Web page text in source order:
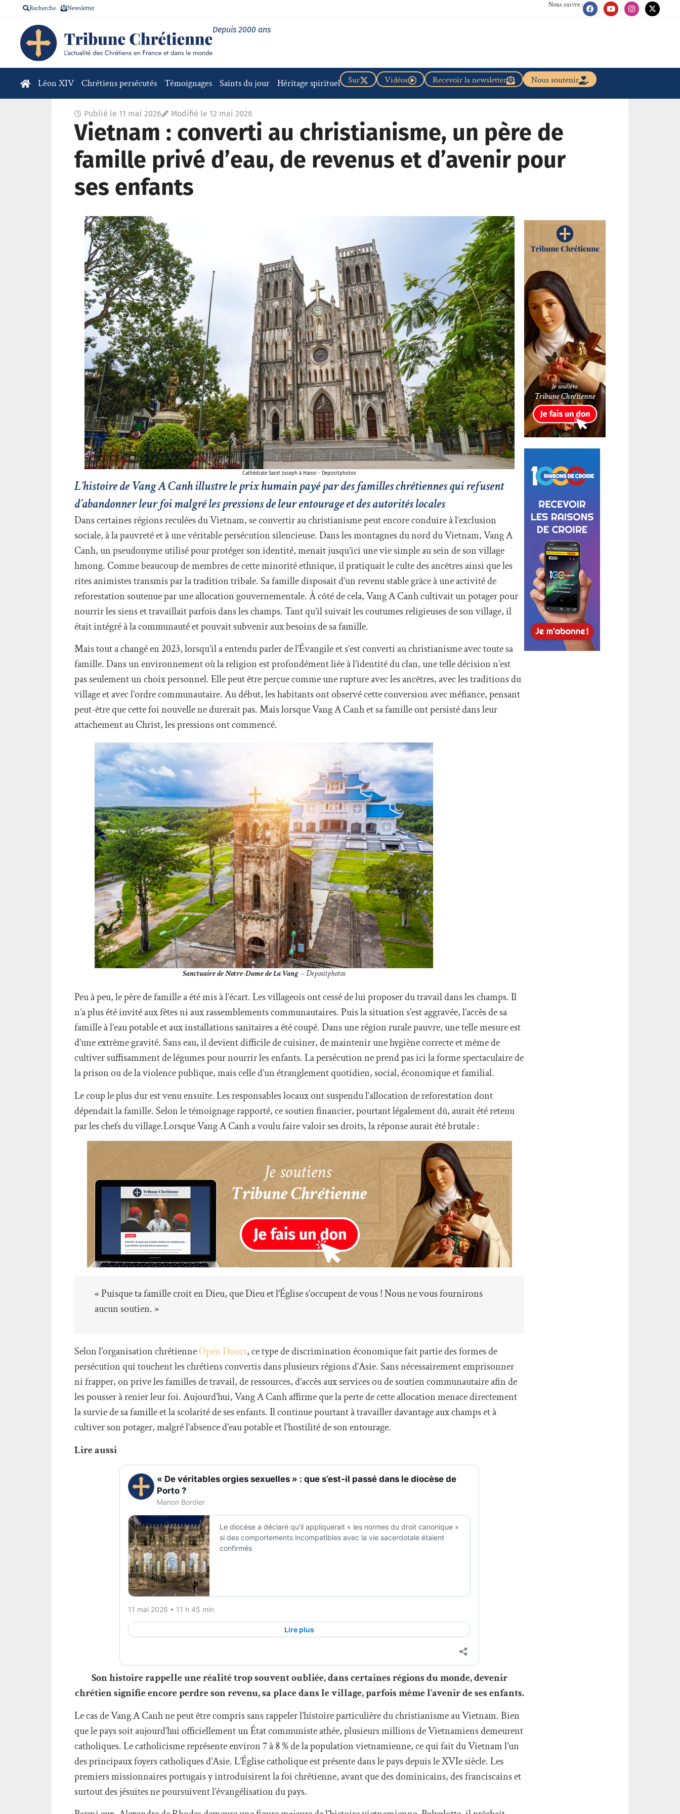
Recherche Newsletter Nous suivre :
Depuis 2000 ans
Léon XIV Chrétiens persécutés Témoignages Saints du jour Héritage spirituel Nous soutenir
Recevoir la newsletter
Vidéos
Sur
Publié le 11 mai 2026 Modifié le 12 mai 2026
Vietnam : converti au christianisme, un père de
famille privé d’eau, de revenus et d’avenir pour
ses enfants
Cathédrale Saint Joseph à Hanoi - Depositphotos
L’histoire de Vang A Canh illustre le prix humain payé par des familles chrétiennes qui refusent
d’abandonner leur foi malgré les pressions de leur entourage et des autorités locales
Dans certaines régions reculées du Vietnam, se convertir au christianisme peut encore conduire à l’exclusion
sociale, à la pauvreté et à une véritable persécution silencieuse. Dans les montagnes du nord du Vietnam, Vang A
Canh, un pseudonyme utilisé pour protéger son identité, menait jusqu’ici une vie simple au sein de son village
hmong. Comme beaucoup de membres de cette minorité ethnique, il pratiquait le culte des ancêtres ainsi que les
rites animistes transmis par la tradition tribale. Sa famille disposait d’un revenu stable grâce à une activité de
reforestation soutenue par une allocation gouvernementale. À côté de cela, Vang A Canh cultivait un potager pour
nourrir les siens et travaillait parfois dans les champs. Tant qu’il suivait les coutumes religieuses de son village, il
était intégré à la communauté et pouvait subvenir aux besoins de sa famille.
Mais tout a changé en 2023, lorsqu’il a entendu parler de l’Évangile et s’est converti au christianisme avec toute sa
famille. Dans un environnement où la religion est profondément liée à l’identité du clan, une telle décision n’est
pas seulement un choix personnel. Elle peut être perçue comme une rupture avec les ancêtres, avec les traditions du
village et avec l’ordre communautaire. Au début, les habitants ont observé cette conversion avec méfiance, pensant
peut-être que cette foi nouvelle ne durerait pas. Mais lorsque Vang A Canh et sa famille ont persisté dans leur
attachement au Christ, les pressions ont commencé.
Sanctuaire de Notre-Dame de La Vang– Depositphotos
Peu à peu, le père de famille a été mis à l’écart. Les villageois ont cessé de lui proposer du travail dans les champs. Il
n’a plus été invité aux fêtes ni aux rassemblements communautaires. Puis la situation s’est aggravée, l’accès de sa
famille à l’eau potable et aux installations sanitaires a été coupé. Dans une région rurale pauvre, une telle mesure est
d’une extrême gravité. Sans eau, il devient difficile de cuisiner, de maintenir une hygiène correcte et même de
cultiver suffisamment de légumes pour nourrir les enfants. La persécution ne prend pas ici la forme spectaculaire de
la prison ou de la violence publique, mais celle d’un étranglement quotidien, social, économique et familial.
Le coup le plus dur est venu ensuite. Les responsables locaux ont suspendu l’allocation de reforestation dont
dépendait la famille. Selon le témoignage rapporté, ce soutien financier, pourtant légalement dû, aurait été retenu
par les chefs du village.Lorsque Vang A Canh a voulu faire valoir ses droits, la réponse aurait été brutale :
« Puisque ta famille croit en Dieu, que Dieu et l’Église s’occupent de vous ! Nous ne vous fournirons
aucun soutien. »
Selon l’organisation chrétienneOpen Doors, ce type de discrimination économique fait partie des formes de
persécution qui touchent les chrétiens convertis dans plusieurs régions d’Asie. Sans nécessairement emprisonner
ni frapper, on prive les familles de travail, de ressources, d’accès aux services ou de soutien communautaire afin de
les pousser à renier leur foi. Aujourd’hui, Vang A Canh affirme que la perte de cette allocation menace directement
la survie de sa famille et la scolarité de ses enfants. Il continue pourtant à travailler davantage aux champs et à
cultiver son potager, malgré l’absence d’eau potable et l’hostilité de son entourage.
Lire aussi
Son histoire rappelle une réalité trop souvent oubliée, dans certaines régions du monde, devenir
chrétien signifie encore perdre son revenu, sa place dans le village, parfois même l’avenir de ses enfants.
Le cas de Vang A Canh ne peut être compris sans rappeler l’histoire particulière du christianisme au Vietnam. Bien
que le pays soit aujourd’hui officiellement un État communiste athée, plusieurs millions de Vietnamiens demeurent
catholiques. Le catholicisme représente environ 7 à 8 % de la population vietnamienne, ce qui fait du Vietnam l’un
des principaux foyers catholiques d’Asie. L’Église catholique est présente dans le pays depuis le XVIe siècle. Les
premiers missionnaires portugais y introduisirent la foi chrétienne, avant que des dominicains, des franciscains et
surtout des jésuites ne poursuivent l’évangélisation du pays.